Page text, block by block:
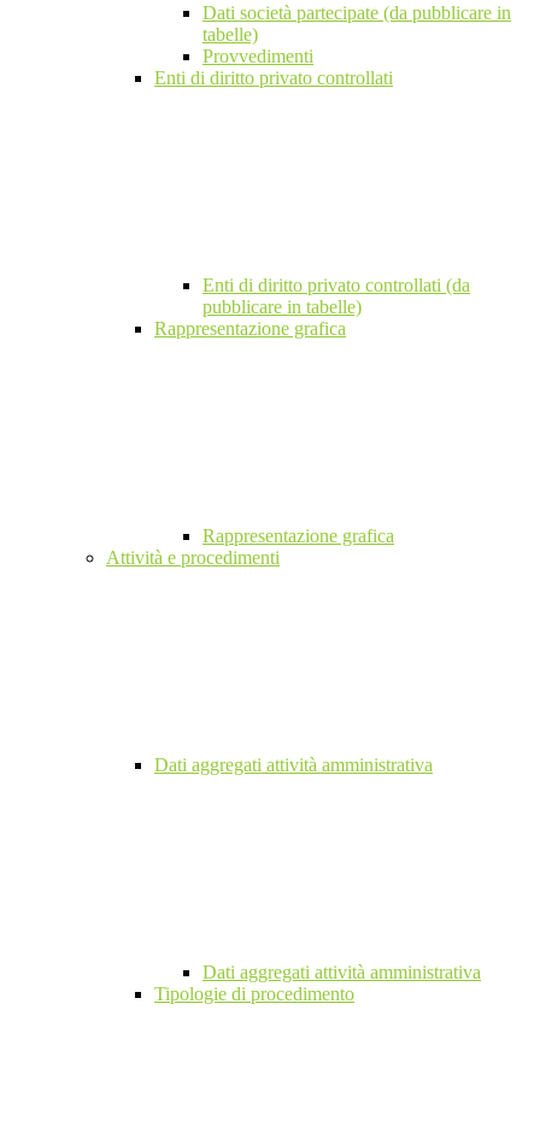
Dati società partecipate (da pubblicare in
tabelle)
Provvedimenti
Enti di diritto privato controllati
Enti di diritto privato controllati (da
pubblicare in tabelle)
Rappresentazione grafica
Rappresentazione grafica
Attività e procedimenti
Dati aggregati attività amministrativa
Dati aggregati attività amministrativa
Tipologie di procedimento